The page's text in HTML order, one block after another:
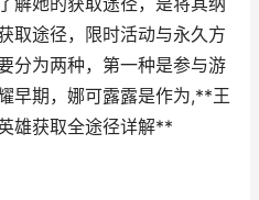
取途径，限时活动与永久方
分为两种，第一种是参与游
早期，娜可露露是作为,**王
雄获取全途径详解**